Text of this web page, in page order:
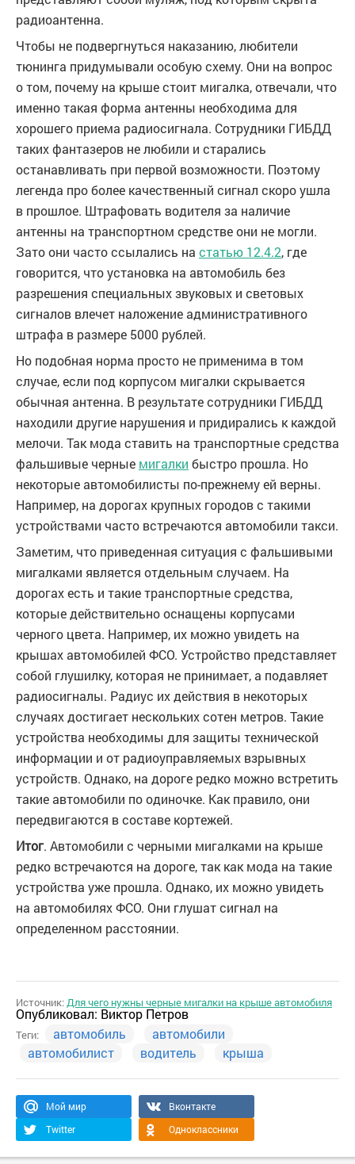
радиоантенна.
Чтобы не подвергнуться наказанию, любители
тюнинга придумывали особую схему. Они на вопрос
о том, почему на крыше стоит мигалка, отвечали, что
именно такая форма антенны необходима для
хорошего приема радиосигнала. Сотрудники ГИБДД
таких фантазеров не любили и старались
останавливать при первой возможности. Поэтому
легенда про более качественный сигнал скоро ушла
в прошлое. Штрафовать водителя за наличие
антенны на транспортном средстве они не могли.
Зато они часто ссылались на статью 12.4.2, где
говорится, что установка на автомобиль без
разрешения специальных звуковых и световых
сигналов влечет наложение административного
штрафа в размере 5000 рублей.
Но подобная норма просто не применима в том
случае, если под корпусом мигалки скрывается
обычная антенна. В результате сотрудники ГИБДД
находили другие нарушения и придирались к каждой
мелочи. Так мода ставить на транспортные средства
фальшивые черные мигалки быстро прошла. Но
некоторые автомобилисты по-прежнему ей верны.
Например, на дорогах крупных городов с такими
устройствами часто встречаются автомобили такси.
Заметим, что приведенная ситуация с фальшивыми
мигалками является отдельным случаем. На
дорогах есть и такие транспортные средства,
которые действительно оснащены корпусами
черного цвета. Например, их можно увидеть на
крышах автомобилей ФСО. Устройство представляет
собой глушилку, которая не принимает, а подавляет
радиосигналы. Радиус их действия в некоторых
случаях достигает нескольких сотен метров. Такие
устройства необходимы для защиты технической
информации и от радиоуправляемых взрывных
устройств. Однако, на дороге редко можно встретить
такие автомобили по одиночке. Как правило, они
передвигаются в составе кортежей.
Итог. Автомобили с черными мигалками на крыше
редко встречаются на дороге, так как мода на такие
устройства уже прошла. Однако, их можно увидеть
на автомобилях ФСО. Они глушат сигнал на
определенном расстоянии.
Источник:Для чего нужны черные мигалки на крыше автомобиля
Опубликовал: Виктор Петров
Теги: автомобиль
автомобили
автомобилист
водитель крыша
Мой мир
Вконтакте
Twitter
Одноклассники